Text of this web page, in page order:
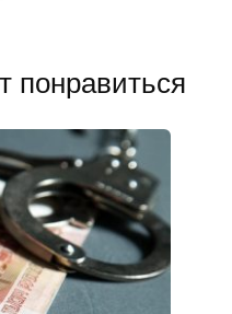
понравиться